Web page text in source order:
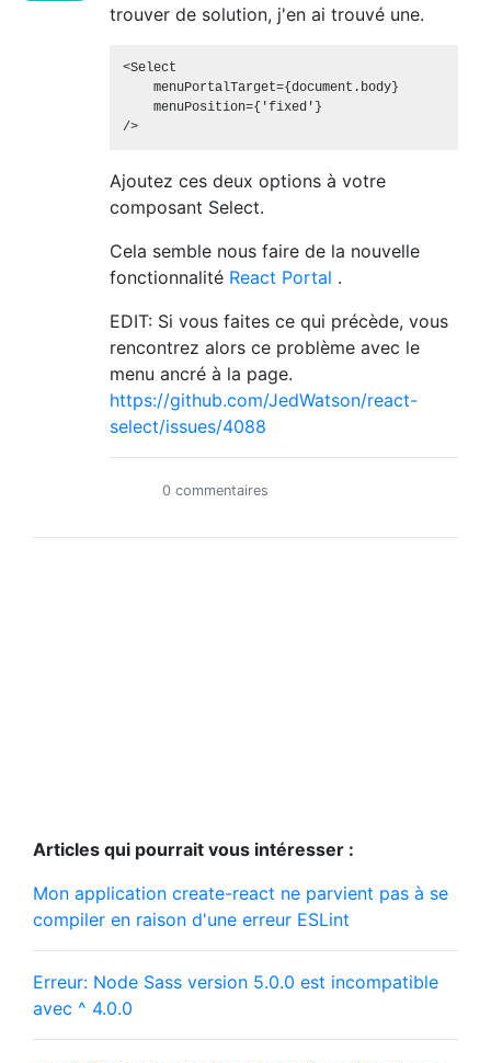
trouver de solution, j'en ai trouvé une.
<Select
    menuPortalTarget={document.body}
    menuPosition={'fixed'}
/>
Ajoutez ces deux options à votre
composant Select.
Cela semble nous faire de la nouvelle
fonctionnalité React Portal .
EDIT: Si vous faites ce qui précède, vous
rencontrez alors ce problème avec le
menu ancré à la page.
https://github.com/JedWatson/react-
select/issues/4088
0 commentaires
Articles qui pourrait vous intéresser :
Mon application create-react ne parvient pas à se
compiler en raison d'une erreur ESLint
Erreur: Node Sass version 5.0.0 est incompatible
avec ^ 4.0.0